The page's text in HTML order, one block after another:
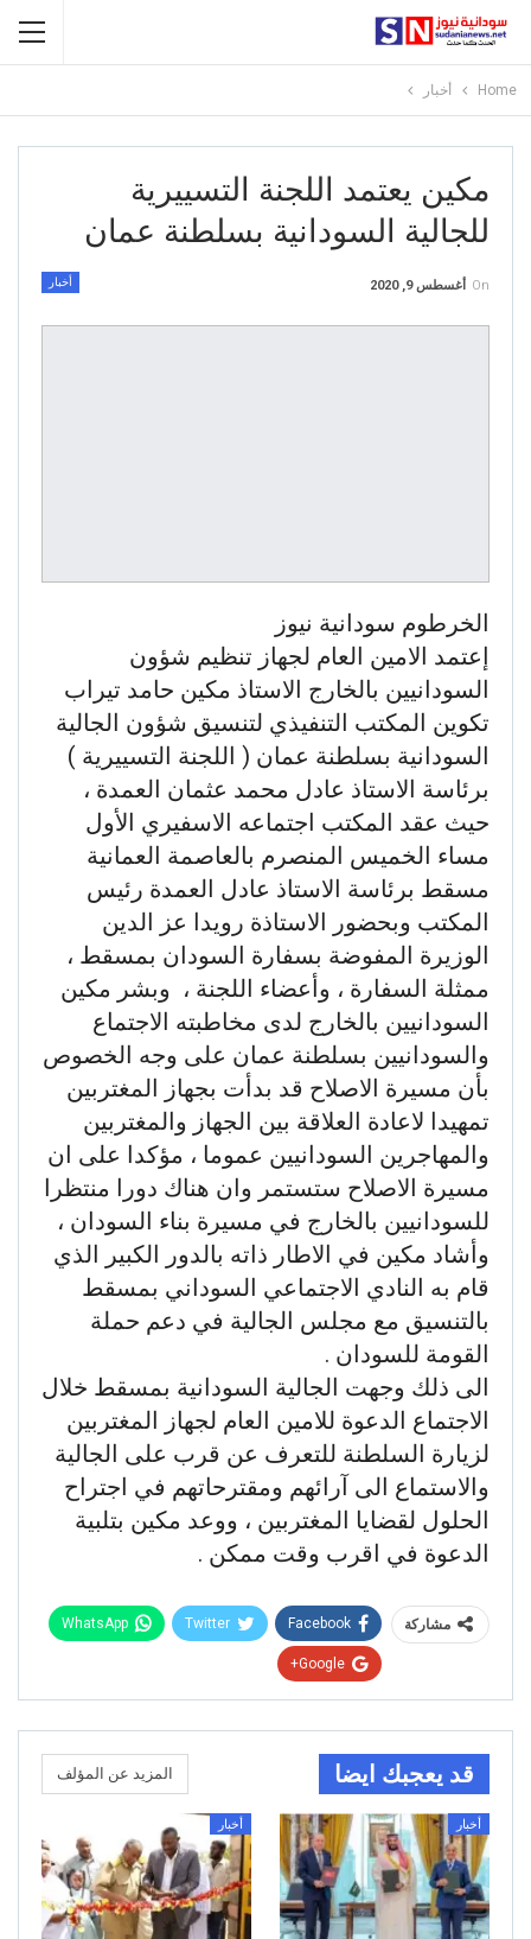
Home أخبار
مكين يعتمد اللجنة التسييرية
للجالية السودانية بسلطنة عمان
أخبار On أغسطس 9, 2020
الخرطوم سودانية نيوز
إعتمد الامين العام لجهاز تنظيم شؤون
السودانيين بالخارج الاستاذ مكين حامد تيراب
تكوين المكتب التنفيذي لتنسيق شؤون الجالية
السودانية بسلطنة عمان ( اللجنة التسييرية )
برئاسة الاستاذ عادل محمد عثمان العمدة ،
حيث عقد المكتب اجتماعه الاسفيري الأول
مساء الخميس المنصرم بالعاصمة العمانية
مسقط برئاسة الاستاذ عادل العمدة رئيس
المكتب وبحضور الاستاذة رويدا عز الدين
الوزيرة المفوضة بسفارة السودان بمسقط ،
ممثلة السفارة ، وأعضاء اللجنة ، وبشر مكين
السودانيين بالخارج لدى مخاطبته الاجتماع
والسودانيين بسلطنة عمان على وجه الخصوص
بأن مسيرة الاصلاح قد بدأت بجهاز المغتربين
تمهيدا لاعادة العلاقة بين الجهاز والمغتربين
والمهاجرين السودانيين عموما ، مؤكدا على ان
مسيرة الاصلاح ستستمر وان هناك دورا منتظرا
للسودانيين بالخارج في مسيرة بناء السودان ،
وأشاد مكين في الاطار ذاته بالدور الكبير الذي
قام به النادي الاجتماعي السوداني بمسقط
بالتنسيق مع مجلس الجالية في دعم حملة
القومة للسودان .
الى ذلك وجهت الجالية السودانية بمسقط خلال
الاجتماع الدعوة للامين العام لجهاز المغتربين
لزيارة السلطنة للتعرف عن قرب على الجالية
والاستماع الى آرائهم ومقترحاتهم في اجتراح
الحلول لقضايا المغتربين ، ووعد مكين بتلبية
الدعوة في اقرب وقت ممكن .
مشاركة Facebook
Twitter
WhatsApp
Google+
قد يعجبك ايضا المزيد عن المؤلف
أخبار أخبار